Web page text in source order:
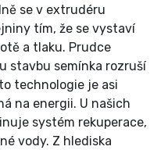
se v extrudéru
tím, že se vystaví
a tlaku. Prudce
stavbu semínka rozruší
technologie je asi
na energii. U našich
systém rekuperace,
vody. Z hlediska